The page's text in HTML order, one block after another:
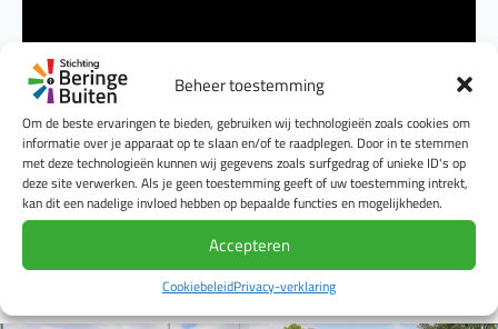
Beheer toestemming
Om de beste ervaringen te bieden, gebruiken wij technologieën zoals cookies om
informatie over je apparaat op te slaan en/of te raadplegen. Door in te stemmen
met deze technologieën kunnen wij gegevens zoals surfgedrag of unieke ID's op
deze site verwerken. Als je geen toestemming geeft of uw toestemming intrekt,
kan dit een nadelige invloed hebben op bepaalde functies en mogelijkheden.
Accepteren
CookiebeleidPrivacy-verklaring